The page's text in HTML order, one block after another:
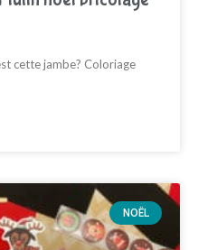
cette jambe? Coloriage
NOËL